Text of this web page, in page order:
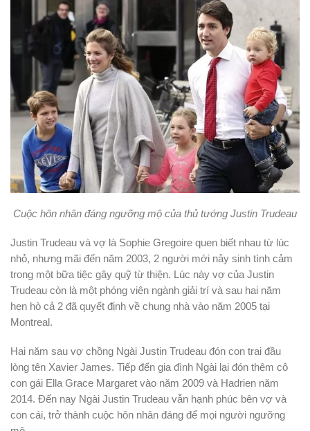
Cuộc hôn nhân đáng ngưỡng mộ của thủ tướng Justin Trudeau
Justin Trudeau và vợ là Sophie Gregoire quen biết nhau từ lúc
nhỏ, nhưng mãi đến năm 2003, 2 người mới nảy sinh tình cảm
trong một bữa tiệc gây quỹ từ thiện. Lúc này vợ của Justin
Trudeau còn là một phóng viên ngành giải trí và sau hai năm
hẹn hò cả 2 đã quyết định về chung nhà vào năm 2005 tại
Montreal.
Hai năm sau vợ chồng Ngài Justin Trudeau đón con trai đầu
lòng tên Xavier James. Tiếp đến gia đình Ngài lại đón thêm cô
con gái Ella Grace Margaret vào năm 2009 và Hadrien năm
2014. Đến nay Ngài Justin Trudeau vẫn hạnh phúc bên vợ và
con cái, trở thành cuộc hôn nhân đáng để mọi người ngưỡng